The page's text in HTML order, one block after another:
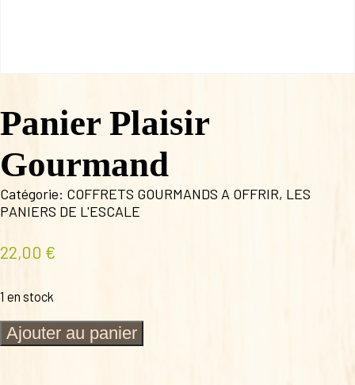
Panier Plaisir
Gourmand
Catégorie: COFFRETS GOURMANDS A OFFRIR, LES
PANIERS DE L'ESCALE
22,00 €
1 en stock
quantité
de
Ajouter au panier